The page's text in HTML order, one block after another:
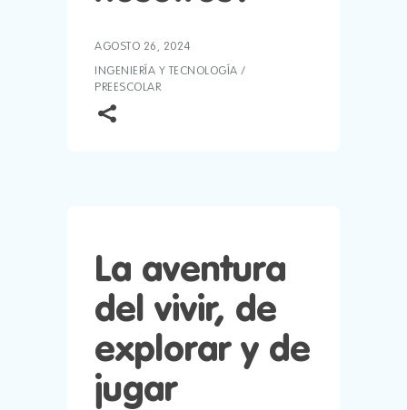
AGOSTO 26, 2024
INGENIERÍA Y TECNOLOGÍA /
PREESCOLAR
La aventura
del vivir, de
explorar y de
jugar